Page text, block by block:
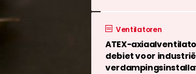
Ventilatoren
ATEX-
debiet voor